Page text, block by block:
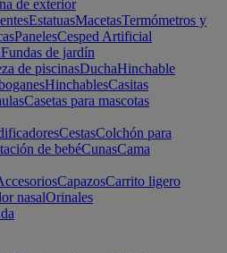
de exterior
EstatuasMacetasTermómetros y
PanelesCesped Artificial
Fundas de jardín
de piscinasDuchaHinchable
HinchablesCasitas
Casetas para mascotas
CestasColchón para
de bebéCunasCama
CapazosCarrito ligero
nasalOrinales